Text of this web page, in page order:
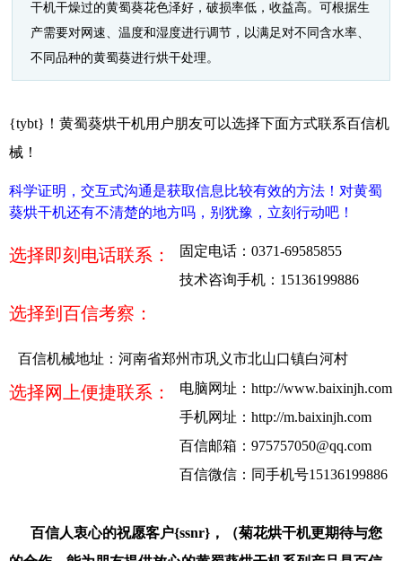
干机干燥过的黄蜀葵花色泽好，破损率低，收益高。可根据生
产需要对网速、温度和湿度进行调节，以满足对不同含水率、
不同品种的黄蜀葵进行烘干处理。
{tybt}！黄蜀葵烘干机用户朋友可以选择下面方式联系百信机
械！
科学证明，交互式沟通是获取信息比较有效的方法！对黄蜀
葵烘干机还有不清楚的地方吗，别犹豫，立刻行动吧！
选择即刻电话联系：
固定电话：0371-69585855
技术咨询手机：15136199886
选择到百信考察：
百信机械地址：河南省郑州市巩义市北山口镇白河村
选择网上便捷联系： 电脑网址： http://www.baixinjh.com
手机网址： http://m.baixinjh.com
百信邮箱： 975757050@qq.com
百信微信：同手机号15136199886
百信人衷心的祝愿客户{ssnr}，（菊花烘干机更期待与您